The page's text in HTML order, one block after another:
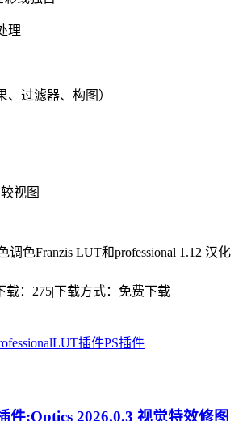
理
、过滤器、构图）
视图
调色Franzis LUT和professional 1.12 汉化
载：275|下载方式：免费下载
LUT插件PS插件
件:Optics 2026.0.3 视觉特效修图